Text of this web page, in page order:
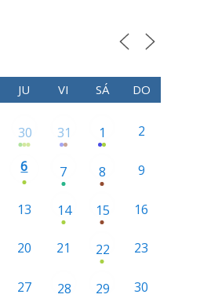
JU VI SÁ DO
30 31 1 2
6 7 8 9
13 14 15 16
20 21 22 23
27 28 29 30